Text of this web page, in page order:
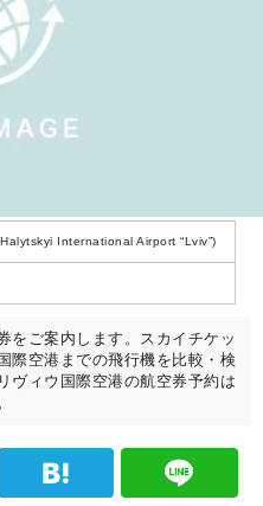
International Airport “Lviv”)
をご案内します。スカイチケッ
際空港までの飛行機を比較・検
ヴィウ国際空港の航空券予約は